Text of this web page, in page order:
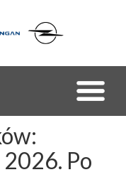
2026. Po